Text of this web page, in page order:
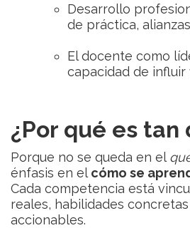
Desarrollo
de práctica,
El docente como
capacidad de influir
¿Por qué es
Porque no se queda en el
énfasis en el cómo se
Cada competencia está
reales, habilidades
accionables.